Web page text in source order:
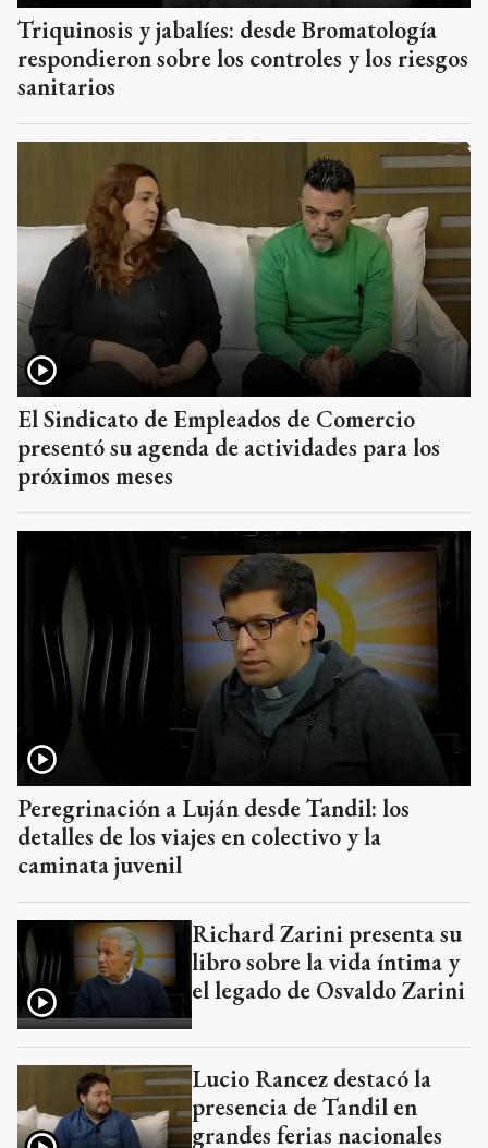
Triquinosis y jabalíes: desde Bromatología
respondieron sobre los controles y los riesgos
sanitarios
El Sindicato de Empleados de Comercio
presentó su agenda de actividades para los
próximos meses
Peregrinación a Luján desde Tandil: los
detalles de los viajes en colectivo y la
caminata juvenil
Richard Zarini presenta su
libro sobre la vida íntima y
el legado de Osvaldo Zarini
Lucio Rancez destacó la
presencia de Tandil en
grandes ferias nacionales